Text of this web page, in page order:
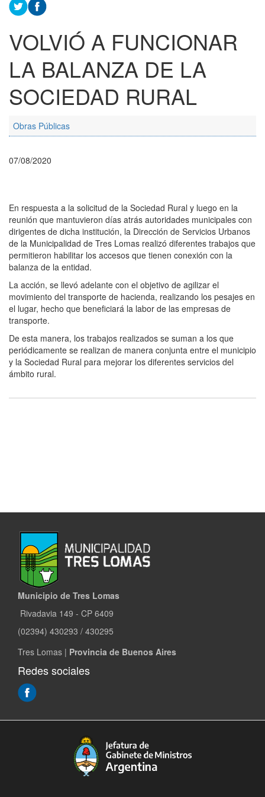
VOLVIÓ A FUNCIONAR
LA BALANZA DE LA
SOCIEDAD RURAL
Obras Públicas
07/08/2020
En respuesta a la solicitud de la Sociedad Rural y luego en la
reunión que mantuvieron días atrás autoridades municipales con
dirigentes de dicha institución, la Dirección de Servicios Urbanos
de la Municipalidad de Tres Lomas realizó diferentes trabajos que
permitieron habilitar los accesos que tienen conexión con la
balanza de la entidad.
La acción, se llevó adelante con el objetivo de agilizar el
movimiento del transporte de hacienda, realizando los pesajes en
el lugar, hecho que beneficiará la labor de las empresas de
transporte.
De esta manera, los trabajos realizados se suman a los que
periódicamente se realizan de manera conjunta entre el municipio
y la Sociedad Rural para mejorar los diferentes servicios del
ámbito rural.
Municipio de Tres Lomas
Rivadavia 149 - CP 6409
(02394) 430293 / 430295
Tres Lomas | Provincia de Buenos Aires
Redes sociales